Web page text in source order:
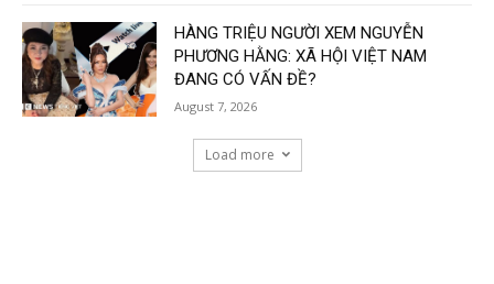
HÀNG TRIỆU NGƯỜI XEM NGUYỄN
PHƯƠNG HẰNG: XÃ HỘI VIỆT NAM
ĐANG CÓ VẤN ĐỀ?
August 7, 2026
Load more